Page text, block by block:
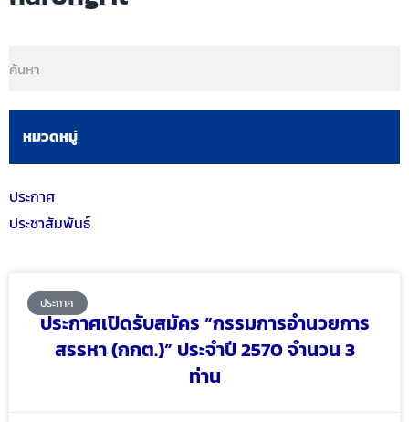
หมวดหมู่
ประกาศ
ประชาสัมพันธ์
ประกาศ
ประกาศเปิดรับสมัคร “กรรมการอำนวยการ
สรรหา (กกต.)” ประจำปี 2570 จำนวน 3
ท่าน